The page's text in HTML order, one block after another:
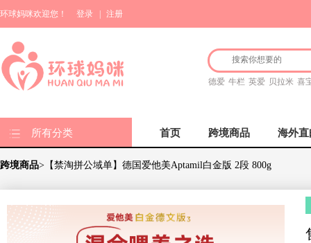
环球妈咪欢迎您！ 登录 注册
德爱 牛栏 英爱 贝拉米 喜
所有分类 首页 跨境商品 海外直
跨境商品>【禁淘拼公域单】德国爱他美Aptamil白金版 2段 800g